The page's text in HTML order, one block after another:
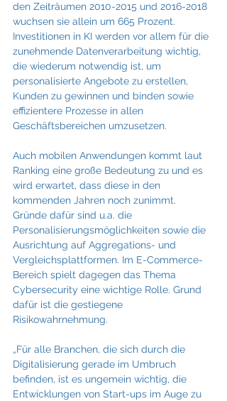
den Zeiträumen 2010-2015 und 2016-2018
wuchsen sie allein um 665 Prozent.
Investitionen in KI werden vor allem für die
zunehmende Datenverarbeitung wichtig,
die wiederum notwendig ist, um
personalisierte Angebote zu erstellen,
Kunden zu gewinnen und binden sowie
effizientere Prozesse in allen
Geschäftsbereichen umzusetzen.
Auch mobilen Anwendungen kommt laut
Ranking eine große Bedeutung zu und es
wird erwartet, dass diese in den
kommenden Jahren noch zunimmt.
Gründe dafür sind u.a. die
Personalisierungsmöglichkeiten sowie die
Ausrichtung auf Aggregations- und
Vergleichsplattformen. Im E-Commerce-
Bereich spielt dagegen das Thema
Cybersecurity eine wichtige Rolle. Grund
dafür ist die gestiegene
Risikowahrnehmung.
„Für alle Branchen, die sich durch die
Digitalisierung gerade im Umbruch
befinden, ist es ungemein wichtig, die
Entwicklungen von Start-ups im Auge zu